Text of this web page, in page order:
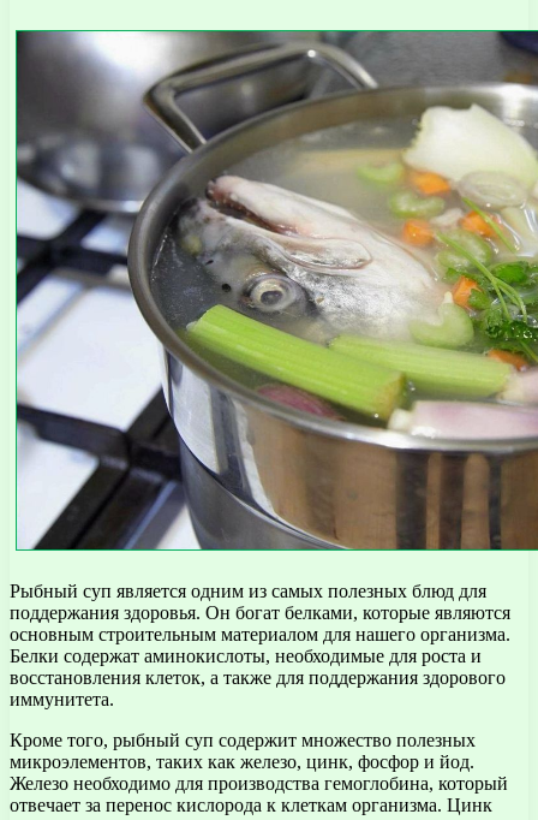
Рыбный суп является одним из самых полезных блюд для
поддержания здоровья. Он богат белками, которые являются
основным строительным материалом для нашего организма.
Белки содержат аминокислоты, необходимые для роста и
восстановления клеток, а также для поддержания здорового
иммунитета.
Кроме того, рыбный суп содержит множество полезных
микроэлементов, таких как железо, цинк, фосфор и йод.
Железо необходимо для производства гемоглобина, который
отвечает за перенос кислорода к клеткам организма. Цинк